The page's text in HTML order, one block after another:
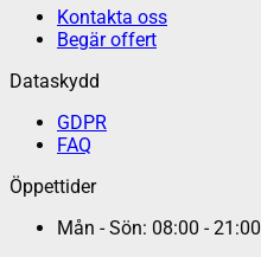
Kontakta oss
Begär offert
Dataskydd
GDPR
FAQ
Öppettider
Mån - Sön: 08:00 - 21:00